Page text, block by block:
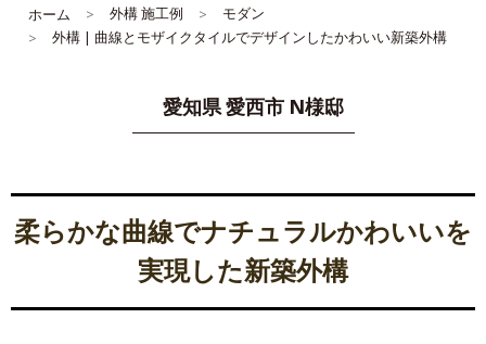
ホーム 外構 施工例
モダン
外構 | 曲線とモザイクタイルでデザインしたかわいい新築外構
愛知県 愛西市 N様邸
柔らかな曲線でナチュラルかわいいを
実現した新築外構